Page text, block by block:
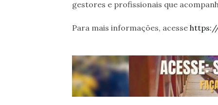
gestores e profissionais que
Para mais informações, acesse https://